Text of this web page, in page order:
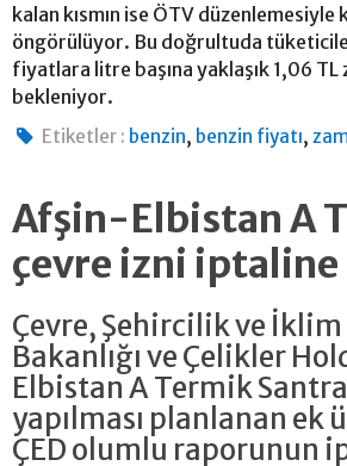
kalan kısmın ise ÖTV düzenlemesiyle
öngörülüyor. Bu doğrultuda
fiyatlara litre başına yaklaşık 1,06 TL
bekleniyor.
Etiketler : benzin, benzin fiyatı,
Afşin-Elbistan A
çevre izni
Çevre, Şehircilik ve
Bakanlığı ve Çelikler
Elbistan A Termik
yapılması planlanan ek
ÇED olumlu raporunun